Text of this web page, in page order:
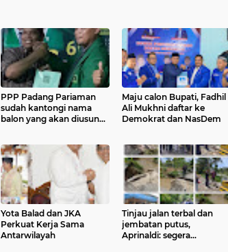
PPP Padang Pariaman
sudah kantongi nama
balon yang akan diusung
Maju calon Bupati, Fadhil
Ali Mukhni daftar ke
Demokrat dan NasDem
Yota Balad dan JKA
Perkuat Kerja Sama
Antarwilayah
Tinjau jalan terbal dan
jembatan putus,
Aprinaldi: segera